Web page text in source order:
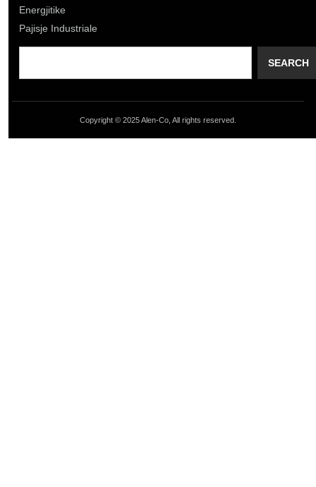
Energjitike
Pajisje Industriale
SEARCH
Copyright © 2025 Alen-Co, All rights reserved.